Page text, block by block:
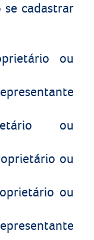
cadastrar
ou
ou
ou
ou